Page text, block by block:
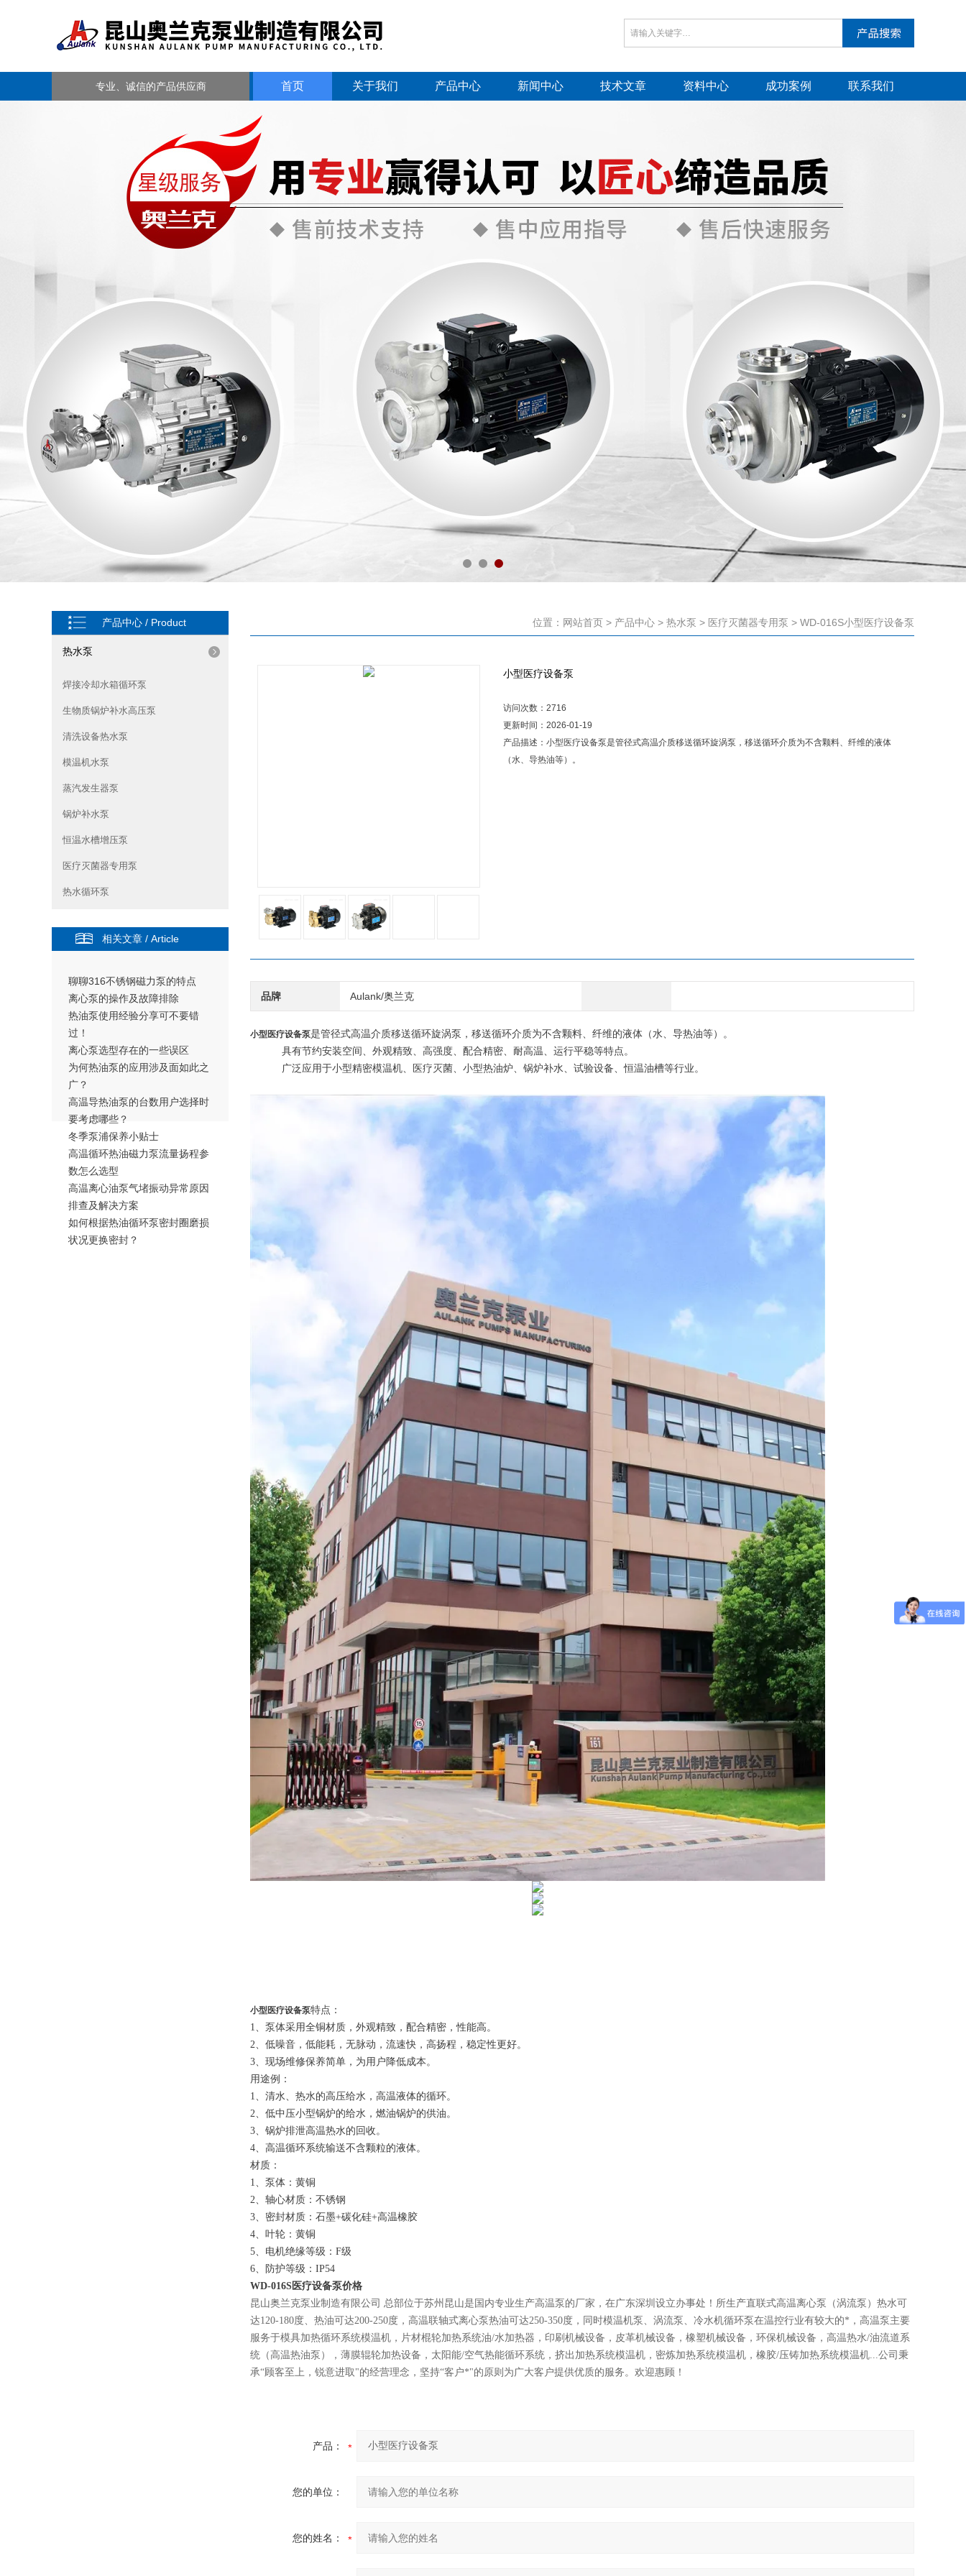
专业、诚信的产品供应商 首页 关于我们 产品中心 新闻中心 技术文章 资料中心 成功案例 联系我们
产品中心 / Product
热水泵
焊接冷却水箱循环泵
生物质锅炉补水高压泵
清洗设备热水泵
模温机水泵
蒸汽发生器泵
锅炉补水泵
恒温水槽增压泵
医疗灭菌器专用泵
热水循环泵
相关文章 / Article
聊聊316不锈钢磁力泵的特点
离心泵的操作及故障排除
热油泵使用经验分享可不要错
过！
离心泵选型存在的一些误区
为何热油泵的应用涉及面如此之
广？
高温导热油泵的台数用户选择时
要考虑哪些？
冬季泵浦保养小贴士
高温循环热油磁力泵流量扬程参
数怎么选型
高温离心油泵气堵振动异常原因
排查及解决方案
如何根据热油循环泵密封圈磨损
状况更换密封？
位置： 网站首页 > 产品中心 > 热水泵 > 医疗灭菌器专用泵 > WD-016S小型医疗设备泵
小型医疗设备泵
访问次数：2716
更新时间：2026-01-19
产品描述：小型医疗设备泵是管径式高温介质移送循环旋涡泵，移送循环介质为不含颗料、纤维的液体
（水、导热油等）。
品牌 Aulank/奥兰克
小型医疗设备泵是管径式高温介质移送循环旋涡泵，移送循环介质为不含颗料、纤维的液体（水、导热油等）。
具有节约安装空间、外观精致、高强度、配合精密、耐高温、运行平稳等特点。
广泛应用于小型精密模温机、医疗灭菌、小型热油炉、锅炉补水、试验设备、恒温油槽等行业。
小型医疗设备泵特点：
1、泵体采用全铜材质，外观精致，配合精密，性能高。
2、低噪音，低能耗，无脉动，流速快，高扬程，稳定性更好。
3、现场维修保养简单，为用户降低成本。
用途例：
1、清水、热水的高压给水，高温液体的循环。
2、低中压小型锅炉的给水，燃油锅炉的供油。
3、锅炉排泄高温热水的回收。
4、高温循环系统输送不含颗粒的液体。
材质：
1、泵体：黄铜
2、轴心材质：不锈钢
3、密封材质：石墨+碳化硅+高温橡胶
4、叶轮：黄铜
5、电机绝缘等级：F级
6、防护等级：IP54
WD-016S医疗设备泵价格
昆山奥兰克泵业制造有限公司 总部位于苏州昆山是国内专业生产高温泵的厂家，在广东深圳设立办事处！所生产直联式高温离心泵（涡流泵）热水可
达120-180度、热油可达200-250度，高温联轴式离心泵热油可达250-350度，同时模温机泵、涡流泵、冷水机循环泵在温控行业有较大的*，高温泵主要
服务于模具加热循环系统模温机，片材棍轮加热系统油/水加热器，印刷机械设备，皮革机械设备，橡塑机械设备，环保机械设备，高温热水/油流道系
统（高温热油泵），薄膜辊轮加热设备，太阳能/空气热能循环系统，挤出加热系统模温机，密炼加热系统模温机，橡胶/压铸加热系统模温机...公司秉
承“顾客至上，锐意进取"的经营理念，坚持“客户*"的原则为广大客户提供优质的服务。欢迎惠顾！
产品：
您的单位：
您的姓名：